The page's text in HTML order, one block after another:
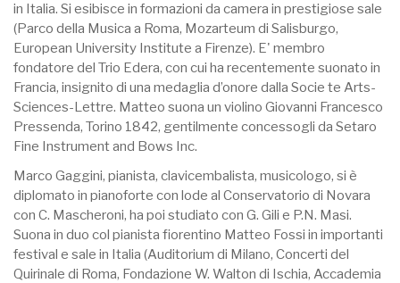
in Italia. Si esibisce in formazioni da camera in prestigiose sale
(Parco della Musica a Roma, Mozarteum di Salisburgo,
European University Institute a Firenze). E' membro
fondatore del Trio Edera, con cui ha recentemente suonato in
Francia, insignito di una medaglia d’onore dalla Socie te Arts-
Sciences-Lettre. Matteo suona un violino Giovanni Francesco
Pressenda, Torino 1842, gentilmente concessogli da Setaro
Fine Instrument and Bows Inc.
Marco Gaggini, pianista, clavicembalista, musicologo, si è
diplomato in pianoforte con lode al Conservatorio di Novara
con C. Mascheroni, ha poi studiato con G. Gili e P.N. Masi.
Suona in duo col pianista fiorentino Matteo Fossi in importanti
festival e sale in Italia (Auditorium di Milano, Concerti del
Quirinale di Roma, Fondazione W. Walton di Ischia, Accademia